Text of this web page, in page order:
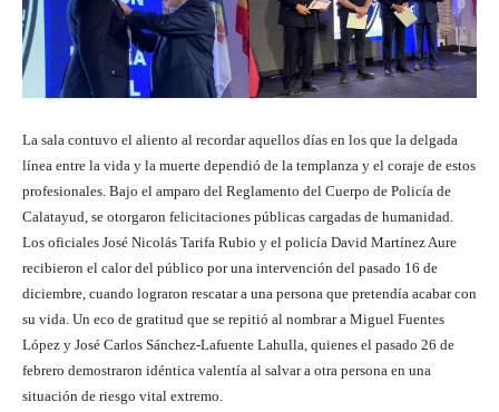
La sala contuvo el aliento al recordar aquellos días en los que la delgada
línea entre la vida y la muerte dependió de la templanza y el coraje de estos
profesionales. Bajo el amparo del Reglamento del Cuerpo de Policía de
Calatayud, se otorgaron felicitaciones públicas cargadas de humanidad.
Los oficiales José Nicolás Tarifa Rubio y el policía David Martínez Aure
recibieron el calor del público por una intervención del pasado 16 de
diciembre, cuando lograron rescatar a una persona que pretendía acabar con
su vida. Un eco de gratitud que se repitió al nombrar a Miguel Fuentes
López y José Carlos Sánchez-Lafuente Lahulla, quienes el pasado 26 de
febrero demostraron idéntica valentía al salvar a otra persona en una
situación de riesgo vital extremo.